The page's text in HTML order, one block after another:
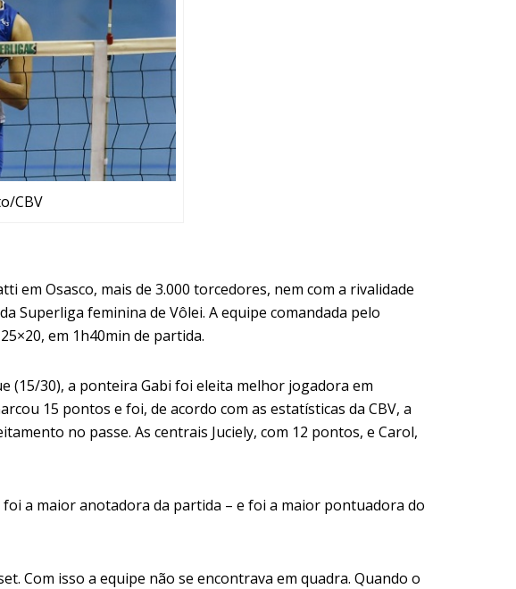
CBV
em Osasco, mais de 3.000 torcedores, nem com a rivalidade
Superliga feminina de Vôlei. A equipe comandada pelo
em 1h40min de partida.
(15/30), a ponteira Gabi foi eleita melhor jogadora em
15 pontos e foi, de acordo com as estatísticas da CBV, a
no passe. As centrais Juciely, com 12 pontos, e Carol,
a maior anotadora da partida – e foi a maior pontuadora do
Com isso a equipe não se encontrava em quadra. Quando o